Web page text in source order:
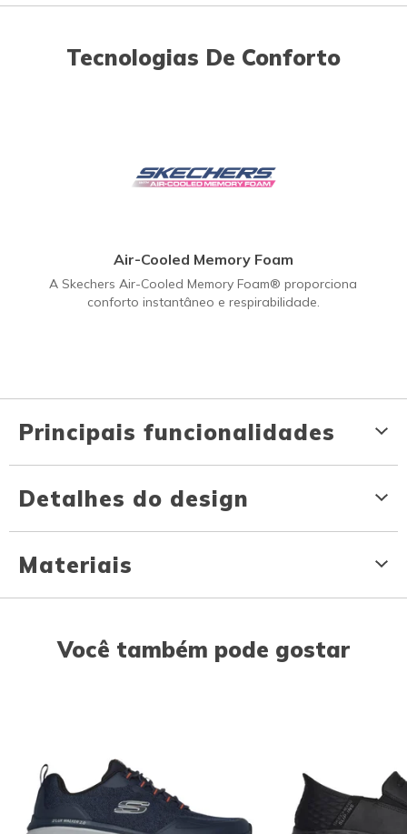
Tecnologias De Conforto
Air-Cooled Memory Foam
A Skechers Air-Cooled Memory Foam® proporciona
conforto instantâneo e respirabilidade.
Principais funcionalidades
Detalhes do design
Materiais
Você também pode gostar